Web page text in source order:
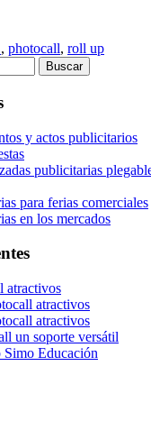
, photocall, roll up
y actos publicitarios
publicitarias
para ferias comerciales
en los mercados
atractivos
atractivos
atractivos
un soporte versátil
Educación